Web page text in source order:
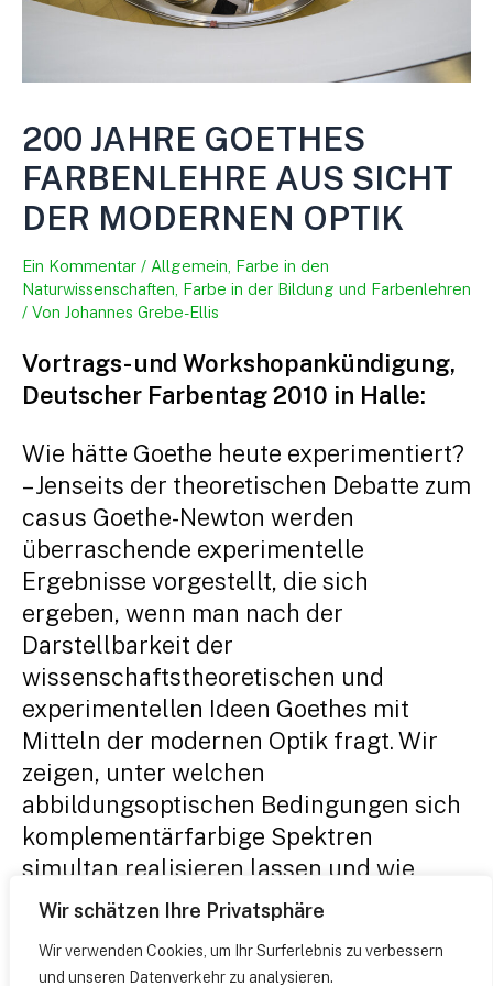
Wir schätzen Ihre Privatsphäre
Wir verwenden Cookies, um Ihr Surferlebnis zu verbessern
und unseren Datenverkehr zu analysieren.
200 JAHRE GOETHES
FARBENLEHRE AUS SICHT
DER MODERNEN OPTIK
Ein Kommentar / Allgemein Farbe in den
Naturwissenschaften Farbe in der Bildung und Farbenlehren
/ Von Johannes Grebe-Ellis
Vortrags- und Workshopankündigung,
Deutscher Farbentag 2010 in Halle:
Wie hätte Goethe heute experimentiert?
– Jenseits der theoretischen Debatte zum
casus Goethe-Newton werden
überraschende experimentelle
Ergebnisse vorgestellt, die sich
ergeben, wenn man nach der
Darstellbarkeit der
wissenschaftstheoretischen und
experimentellen Ideen Goethes mit
Mitteln der modernen Optik fragt. Wir
zeigen, unter welchen
abbildungsoptischen Bedingungen sich
komplementärfarbige Spektren
simultan realisieren lassen und wie
unter dieser Voraussetzung eine
Crucis Newtons möglich wird.